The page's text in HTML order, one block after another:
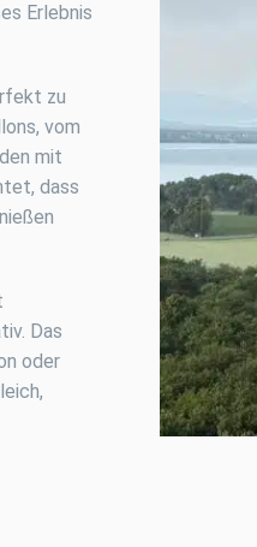
Erlebnis
zu
vom
mit
dass
Das
oder